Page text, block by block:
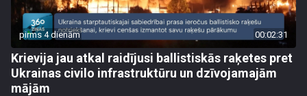
pirms 4 dienām 00:02:31
Krievija jau atkal raidījusi ballistiskās raķetes pret
Ukrainas civilo infrastruktūru un dzīvojamajām
mājām